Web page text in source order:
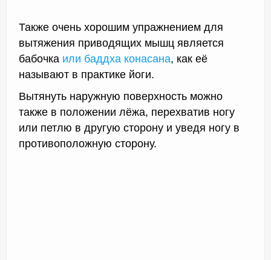
Также очень хорошим упражнением для
вытяжения приводящих мышц является
бабочка или баддха конасана, как её
называют в практике йоги.
Вытянуть наружную поверхность можно
также в положении лёжа, перехватив ногу
или петлю в другую сторону и уведя ногу в
противоположную сторону.